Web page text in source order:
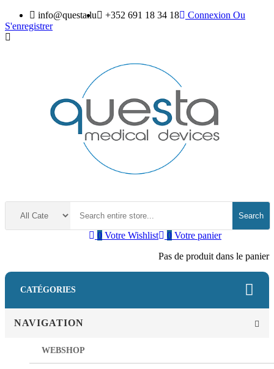
info@questa.lu +352 691 18 34 18 Connexion Ou
S'enregistrer
Search
0 Votre panier
Pas de produit dans le panier
0 Votre Wishlist
CATÉGORIES
NAVIGATION
WEBSHOP